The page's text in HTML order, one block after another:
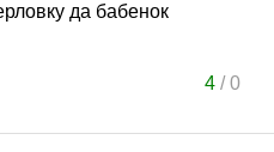
да бабенок
4/0